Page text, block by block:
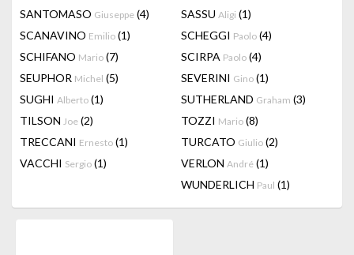
SANTOMASO Giuseppe (4) SASSU Aligi (1)
SCANAVINO Emilio (1) SCHEGGI Paolo (4)
SCHIFANO Mario (7) SCIRPA Paolo (4)
SEUPHOR Michel (5) SEVERINI Gino (1)
SUGHI Alberto (1) SUTHERLAND Graham (3)
TILSON Joe (2) TOZZI Mario (8)
TRECCANI Ernesto (1) TURCATO Giulio (2)
VACCHI Sergio (1) VERLON André (1)
WUNDERLICH Paul (1)